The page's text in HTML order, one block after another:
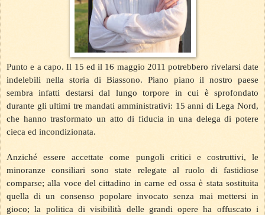
Punto e a capo. Il 15 ed il 16 maggio 2011 potrebbero rivelarsi date
indelebili nella storia di Biassono. Piano piano il nostro paese
sembra infatti destarsi dal lungo torpore in cui è sprofondato
durante gli ultimi tre mandati amministrativi: 15 anni di Lega Nord,
che hanno trasformato un atto di fiducia in una delega di potere
cieca ed incondizionata.
Anziché essere accettate come pungoli critici e costruttivi, le
minoranze consiliari sono state relegate al ruolo di fastidiose
comparse; alla voce del cittadino in carne ed ossa è stata sostituita
quella di un consenso popolare invocato senza mai mettersi in
gioco; la politica di visibilità delle grandi opere ha offuscato i